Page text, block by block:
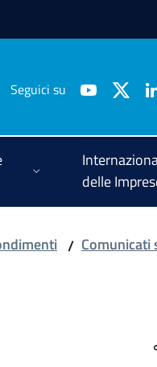
Seguici su
delle
/ Comunicati